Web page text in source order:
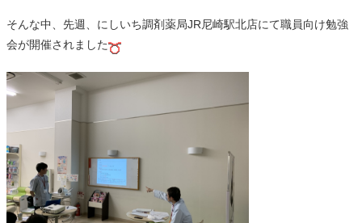
そんな中、先週、にしいち調剤薬局JR尼崎駅北店にて職員向け勉強
会が開催されました